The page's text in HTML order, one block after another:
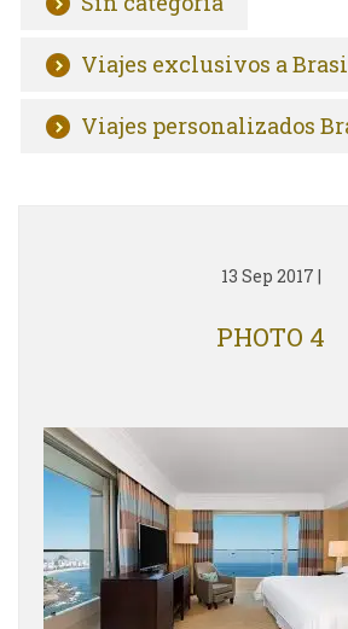
Viajes exclusivos a
Viajes personalizados
13 Sep 2017 |
PHOTO 4